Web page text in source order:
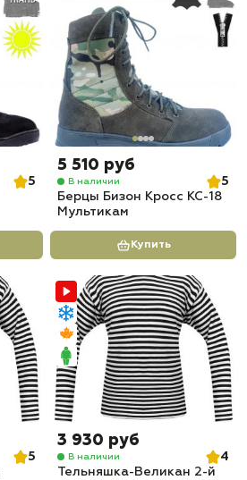
5
5 510 руб
В наличии
5
Берцы Бизон Кросс КС-18
Мультикам
Купить
5
3 930 руб
В наличии
4
Тельняшка-Великан 2-й